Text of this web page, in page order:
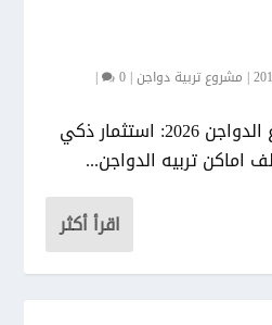
| مشروع تربية دواجن|
0
|
دليل إنشاء وإدارة مزارع الدواجن 2026: استثمار ذكي
اماكن تربيه الدواجن...
اقرأ أكثر